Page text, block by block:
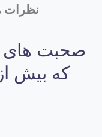
نظرات
صحبت های
که بیش